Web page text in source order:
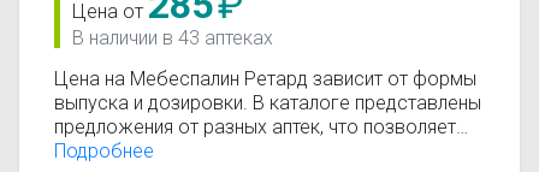
Цена от
В наличии в 43 аптеках
Цена на Мебеспалин Ретард зависит от формы
выпуска и дозировки. В каталоге представлены
предложения от разных аптек, что позволяет
быстро найти, где купить Мебеспалин Ретард по
Подробнее